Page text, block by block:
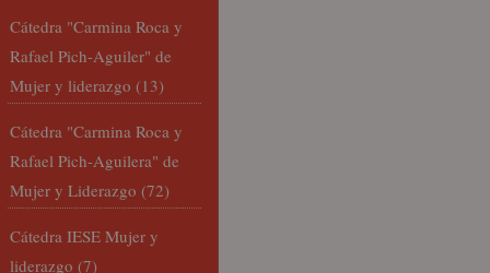
Cátedra "Carmina Roca y
Rafael Pich-Aguiler" de
Mujer y liderazgo (13)
Cátedra "Carmina Roca y
Rafael Pich-Aguilera" de
Mujer y Liderazgo (72)
Cátedra IESE Mujer y
liderazgo (7)